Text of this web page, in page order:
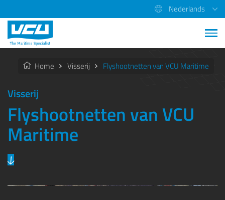
Nederlands
Home Visserij Flyshootnetten van VCU Maritime
Visserij
Flyshootnetten van VCU
Maritime